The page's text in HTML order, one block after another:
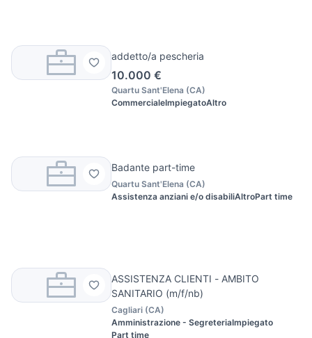
addetto/a pescheria
10.000 €
Quartu Sant'Elena (CA)
CommercialeImpiegatoAltro
Badante part-time
Quartu Sant'Elena (CA)
Assistenza anziani e/o disabiliAltroPart time
ASSISTENZA CLIENTI - AMBITO
SANITARIO (m/f/nb)
Cagliari (CA)
Amministrazione - SegreteriaImpiegato
Part time